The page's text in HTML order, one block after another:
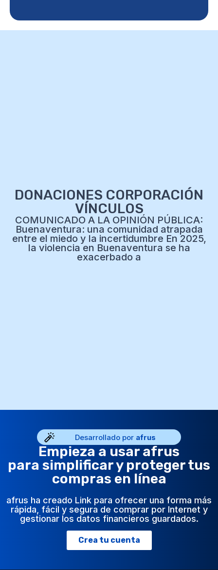
DONACIONES CORPORACIÓN
VÍNCULOS
COMUNICADO A LA OPINIÓN PÚBLICA:
Buenaventura: una comunidad atrapada
entre el miedo y la incertidumbre En 2025,
la violencia en Buenaventura se ha
exacerbado a
Desarrollado por afrus
Empieza a usar afrus
para simplificar y proteger tus
compras en línea
afrus ha creado Link para ofrecer una forma más
rápida, fácil y segura de comprar por Internet y
gestionar los datos financieros guardados.
Crea tu cuenta